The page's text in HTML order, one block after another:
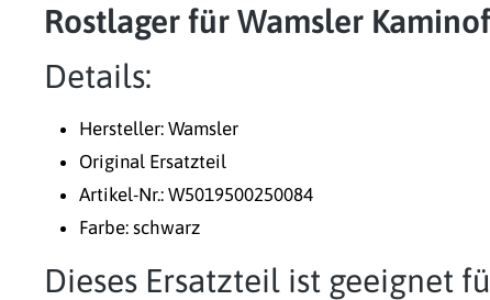
Rostlager für Wamsler
Details:
Hersteller: Wamsler
Original Ersatzteil
Artikel-Nr.: W5019500250084
Farbe: schwarz
Dieses Ersatzteil ist geeignet